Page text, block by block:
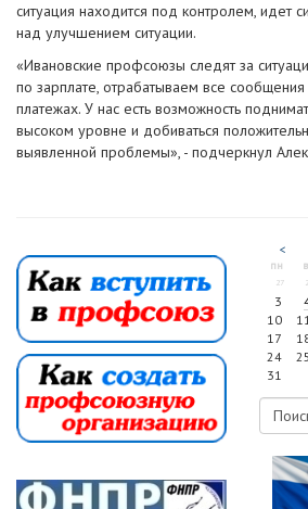
ситуация находится под контролем, идет
над улучшением ситуации.
«Ивановские профсоюзы следят за
по зарплате, отрабатываем все
платежах. У нас есть возможность
высоком уровне и добиваться
выявленной проблемы», - подчеркнул
<
пн
27
3
10
17
24
25
31